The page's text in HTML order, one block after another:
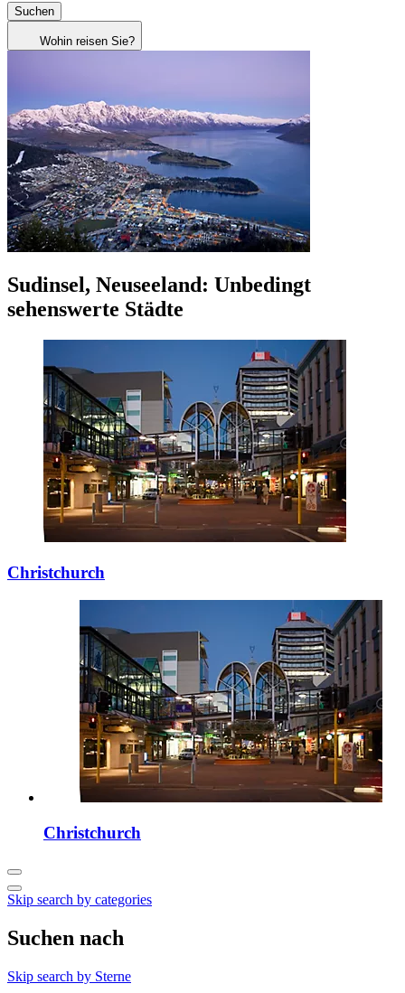
Suchen
Wohin reisen Sie?
Sudinsel, Neuseeland: Unbedingt
sehenswerte Städte
Christchurch
Christchurch
Skip search by categories
Suchen nach
Skip search by Sterne